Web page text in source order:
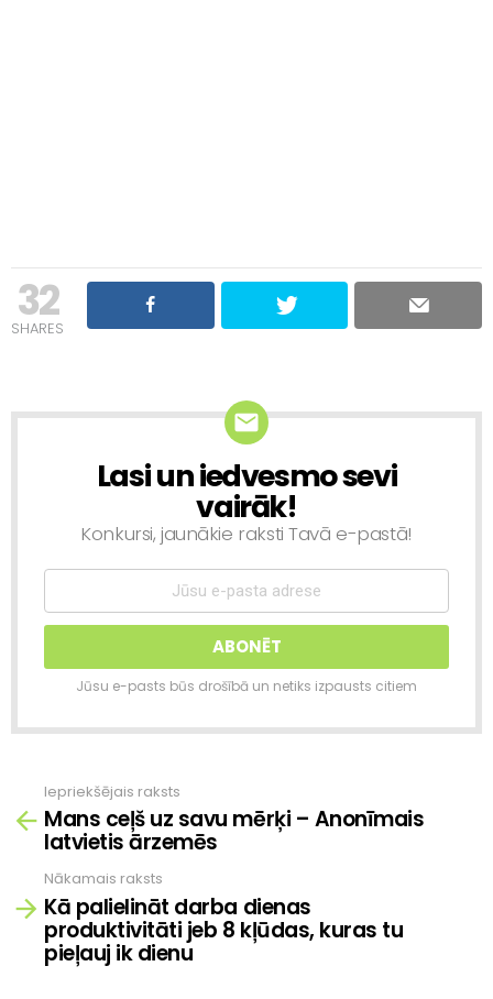
32
SHARES
NEWSLETTER
Lasi un iedvesmo sevi
vairāk!
Konkursi, jaunākie raksti Tavā e-pastā!
Jūsu e-pasts būs drošībā un netiks izpausts citiem
Skatīt
vairāk
Iepriekšējais raksts
Mans ceļš uz savu mērķi – Anonīmais
latvietis ārzemēs
Nākamais raksts
Kā palielināt darba dienas
produktivitāti jeb 8 kļūdas, kuras tu
pieļauj ik dienu